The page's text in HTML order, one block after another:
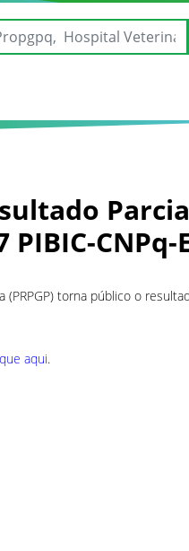
PIBIC-CNPq-
torna público o
aqui.